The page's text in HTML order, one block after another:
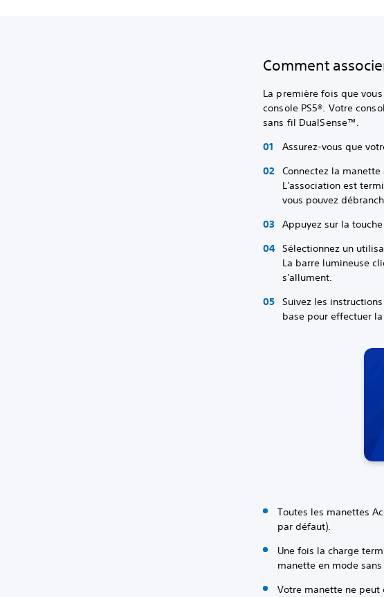
Comment
La première fois que
console PS5®. Votre
sans fil DualSense™.
Assurez-vous que
Connectez la
L'association est
vous pouvez
Appuyez sur la
Sélectionnez un
La barre lumineuse
s'allument.
Suivez les
base pour effectuer
Toutes les manettes
par défaut).
Une fois la charge
manette en mode
Votre manette ne peut